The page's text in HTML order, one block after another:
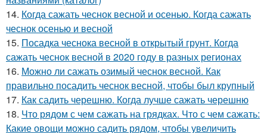
14. Когда сажать чеснок весной и осенью. Когда сажать
чеснок осенью и весной
15. Посадка чеснока весной в открытый грунт. Когда
сажать чеснок весной в 2020 году в разных регионах
16. Можно ли сажать озимый чеснок весной. Как
правильно посадить чеснок весной, чтобы был крупный
17. Как садить черешню. Когда лучше сажать черешню
18. Что рядом с чем сажать на грядках. Что с чем сажать:
Какие овощи можно садить рядом, чтобы увеличить